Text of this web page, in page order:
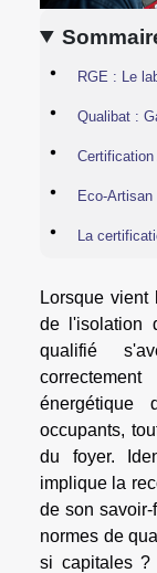
RGE : Le
Qualibat :
Eco-
La
Lorsque
de l'isolation
qualifié
occupants,
du foyer.
implique la
de son
normes de
si capitales ?